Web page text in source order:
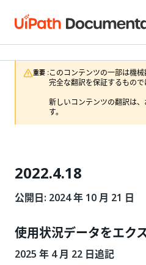
重要 :このコンテンツの一部は機
完全な翻訳を保証するもので
新しいコンテンツの翻訳は
す。
2022.4.18
公開日: 2024 年 10 月 21 日
使用状況データをエク
2025 年 4 月 22 日追記